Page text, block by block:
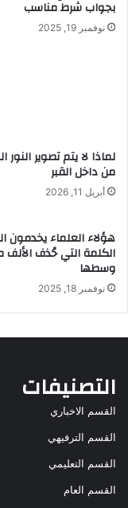
بجواب شرط مناسب
نوفمبر 19, 2025
لماذا لا يتم تصوير
من داخل القبر
أبريل 11, 2026
هؤلاء العلماء يخدمون
الكلمة التي حُذف الألف
وسطها
نوفمبر 18, 2025
التصنيفات
القسم الاخباري
القسم الترفيهي
القسم التعليمي
القسم العام